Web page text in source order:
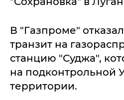
В "Газпроме"
транзит на
станцию "Суджа",
на подконтрольной
территории.